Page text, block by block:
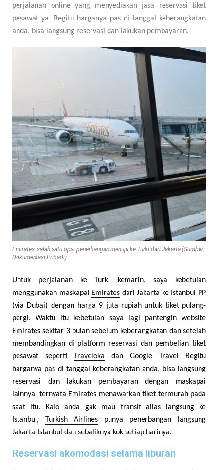
perjalanan online yang menyediakan jasa reservasi tiket
pesawat ya. Begitu harganya pas di tanggal keberangkatan
anda, bisa langsung reservasi dan lakukan pembayaran.
Emirates, salah satu opsi penerbangan menuju ke Turki dari Jakarta (Sumber:
Dokumentasi Pribadi)
Untuk perjalanan ke Turki kemarin, saya kebetulan
menggunakan maskapai Emirates dari Jakarta ke Istanbul PP
(via Dubai) dengan harga 9 juta rupiah untuk tiket pulang-
pergi. Waktu itu kebetulan saya lagi pantengin website
Emirates sekitar 3 bulan sebelum keberangkatan dan setelah
membandingkan di platform reservasi dan pembelian tiket
pesawat seperti Traveloka dan Google Travel Begitu
harganya pas di tanggal keberangkatan anda, bisa langsung
reservasi dan lakukan pembayaran dengan maskapai
lainnya, ternyata Emirates menawarkan tiket termurah pada
saat itu. Kalo anda gak mau transit alias langsung ke
Istanbul, Turkish Airlines punya penerbangan langsung
Jakarta-Istanbul dan sebaliknya kok setiap harinya.
Reservasi akomodasi selama liburan